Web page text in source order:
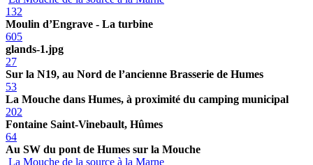
132
Moulin d’Engrave - La turbine
605
glands-1.jpg
27
Sur la N19, au Nord de l’ancienne Brasserie de Humes
53
La Mouche dans Humes, à proximité du camping municipal
202
Fontaine Saint-Vinebault, Hûmes
64
Au SW du pont de Humes sur la Mouche
La Mouche de la source à la Marne